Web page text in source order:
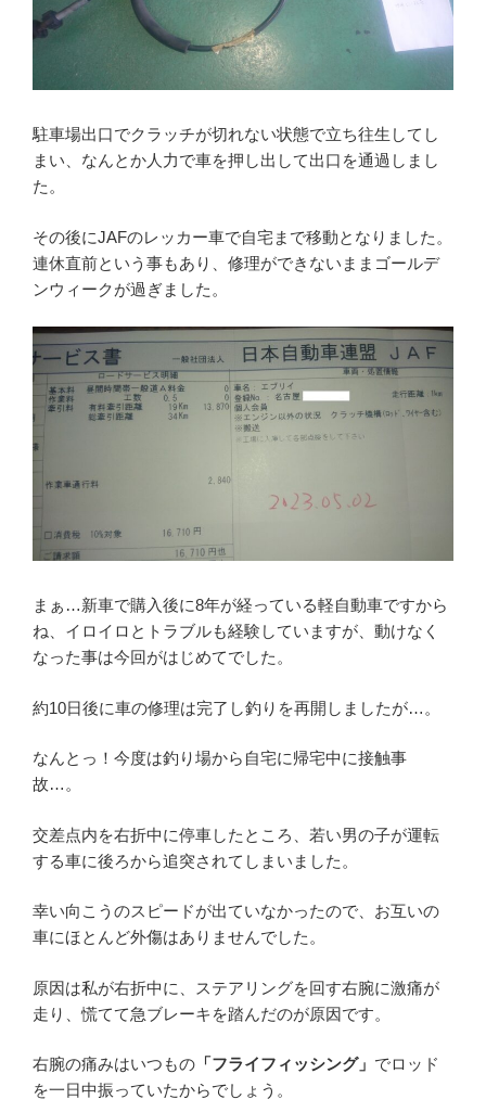
駐車場出口でクラッチが切れない状態で立ち往生してし
まい、なんとか人力で車を押し出して出口を通過しまし
た。
その後にJAFのレッカー車で自宅まで移動となりました。
連休直前という事もあり、修理ができないままゴールデ
ンウィークが過ぎました。
まぁ…新車で購入後に8年が経っている軽自動車ですから
ね、イロイロとトラブルも経験していますが、動けなく
なった事は今回がはじめてでした。
約10日後に車の修理は完了し釣りを再開しましたが…。
なんとっ！今度は釣り場から自宅に帰宅中に接触事
故…。
交差点内を右折中に停車したところ、若い男の子が運転
する車に後ろから追突されてしまいました。
幸い向こうのスピードが出ていなかったので、お互いの
車にほとんど外傷はありませんでした。
原因は私が右折中に、ステアリングを回す右腕に激痛が
走り、慌てて急ブレーキを踏んだのが原因です。
右腕の痛みはいつもの 「フライフィッシング」 でロッド
を一日中振っていたからでしょう。